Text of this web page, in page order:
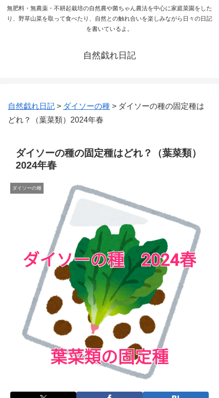
無肥料・無農薬・不耕起栽培の自然農や菌ちゃん農法を中心に家庭菜園をした
り、野草山菜を取って食べたり、自然との触れ合いを楽しみながら日々の日記
を書いているよ。
自然戯れ日記
自然戯れ日記 > ダイソーの種 > ダイソーの種の固定種は
どれ？（葉菜類）2024年春
ダイソーの種の固定種はどれ？（葉菜類）
2024年春
ダイソーの種